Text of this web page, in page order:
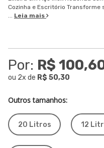
Cozinha e Escritório Transforme
... Leia mais
Por: R$
ou 2x de R$ 50,30
Outros tamanhos:
20 Litros 12